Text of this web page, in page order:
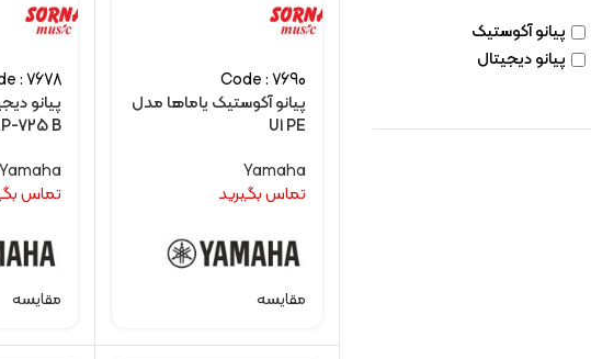
پیانو آکوستیک
پیانو دیجیتال
Code : 7690
پیانو آکوستیک یاماها مدل
U1 PE
Yamaha
تماس بگیرید
مقایسه
: 7678
725 B
Yamaha
تماس
مقایسه